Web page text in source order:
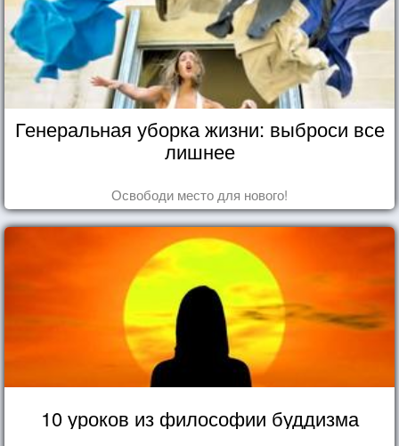
Генеральная уборка жизни: выброси все
лишнее
Освободи место для нового!
10 уроков из философии буддизма